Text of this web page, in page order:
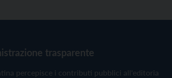
trasparente
percepisce i contributi pubblici all'editoria